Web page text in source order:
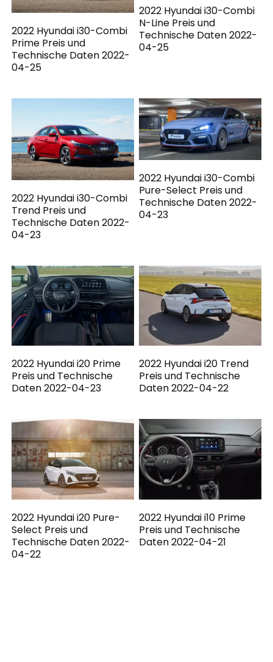
2022 Hyundai i30-Combi
Prime Preis und
Technische Daten 2022-
04-25
2022 Hyundai i30-Combi
N-Line Preis und
Technische Daten 2022-
04-25
2022 Hyundai i30-Combi
Trend Preis und
Technische Daten 2022-
04-23
2022 Hyundai i30-Combi
Pure-Select Preis und
Technische Daten 2022-
04-23
2022 Hyundai i20 Prime
Preis und Technische
Daten 2022-04-23
2022 Hyundai i20 Trend
Preis und Technische
Daten 2022-04-22
2022 Hyundai i20 Pure-
Select Preis und
Technische Daten 2022-
04-22
2022 Hyundai i10 Prime
Preis und Technische
Daten 2022-04-21